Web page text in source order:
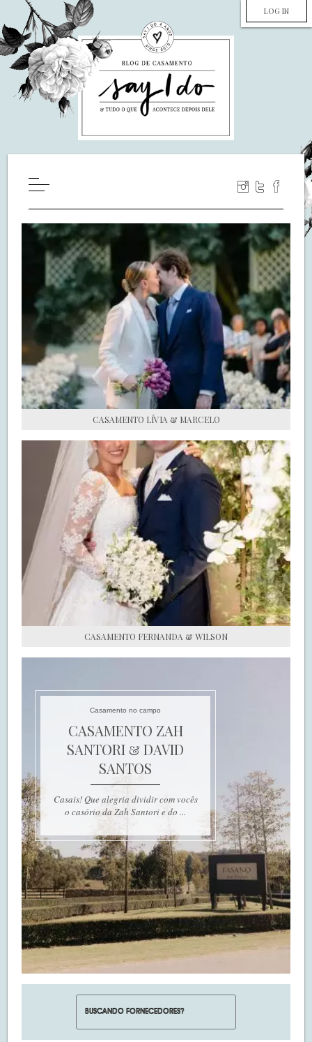
LOG IN
WILL YOU MARRY ME?
LUA DE MEL
COZINHA
DECORAÇÃO
DE NOIVA PRA NOIVA
S.O.S CASADAS
FALE COM O SAY I DO
CASAMENTO LÍVIA & MARCELO
CASAMENTO FERNANDA & WILSON
Casamento no campo
CASAMENTO ZAH
SANTORI & DAVID
SANTOS
Casais! Que alegria dividir com vocês
o casório da Zah Santori e do ...